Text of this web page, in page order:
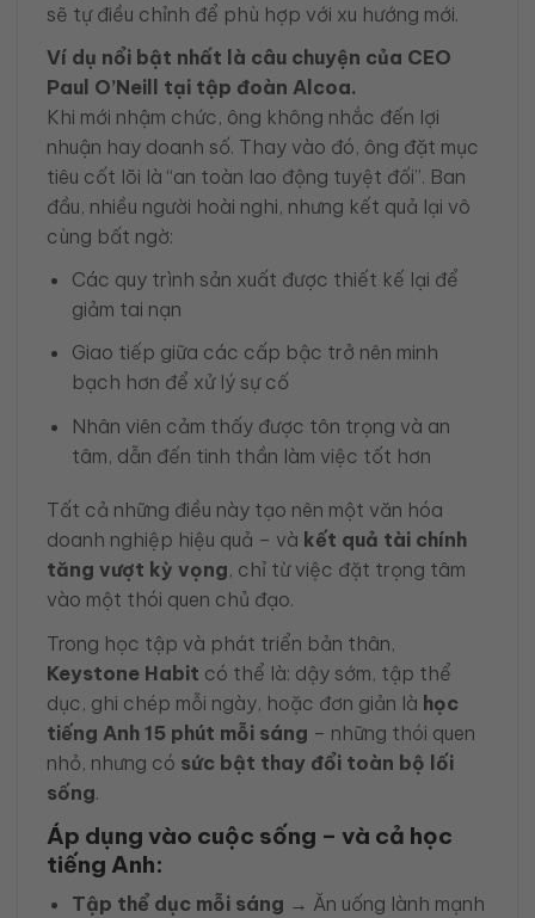
sẽ tự điều chỉnh để phù hợp với xu hướng mới.
Ví dụ nổi bật nhất là câu chuyện của CEO
Paul O’Neill tại tập đoàn Alcoa.
Khi mới nhậm chức, ông không nhắc đến lợi
nhuận hay doanh số. Thay vào đó, ông đặt mục
tiêu cốt lõi là “an toàn lao động tuyệt đối”. Ban
đầu, nhiều người hoài nghi, nhưng kết quả lại vô
cùng bất ngờ:
Các quy trình sản xuất được thiết kế lại để
giảm tai nạn
Giao tiếp giữa các cấp bậc trở nên minh
bạch hơn để xử lý sự cố
Nhân viên cảm thấy được tôn trọng và an
tâm, dẫn đến tinh thần làm việc tốt hơn
Tất cả những điều này tạo nên một văn hóa
doanh nghiệp hiệu quả – và kết quả tài chính
tăng vượt kỳ vọng, chỉ từ việc đặt trọng tâm
vào một thói quen chủ đạo.
Trong học tập và phát triển bản thân,
Keystone Habit có thể là: dậy sớm, tập thể
dục, ghi chép mỗi ngày, hoặc đơn giản là học
tiếng Anh 15 phút mỗi sáng – những thói quen
nhỏ, nhưng có sức bật thay đổi toàn bộ lối
sống.
Áp dụng vào cuộc sống – và cả học
tiếng Anh:
Tập thể dục mỗi sáng → Ăn uống lành mạnh